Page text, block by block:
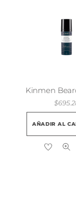
Kinmen
$
AÑADIR AL